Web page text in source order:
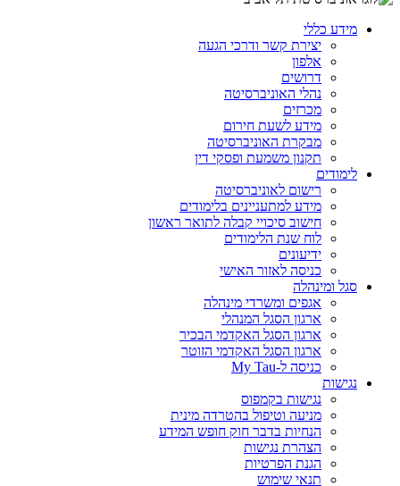
מידע כללי
יצירת קשר ודרכי הגעה
אלפון
דרושים
נהלי האוניברסיטה
מכרזים
מידע לשעת חירום
מבקרת האוניברסיטה
תקנון משמעת ופסקי דין
לימודים
רישום לאוניברסיטה
מידע למתעניינים בלימודים
חישוב סיכויי קבלה לתואר ראשון
לוח שנת הלימודים
ידיעונים
כניסה לאזור האישי
סגל ומינהלה
אגפים ומשרדי מינהלה
ארגון הסגל המנהלי
ארגון הסגל האקדמי הבכיר
ארגון הסגל האקדמי הזוטר
כניסה ל-My Tau
נגישות
נגישות בקמפוס
מניעה וטיפול בהטרדה מינית
הנחיות בדבר חוק חופש המידע
הצהרת נגישות
הגנת הפרטיות
תנאי שימוש